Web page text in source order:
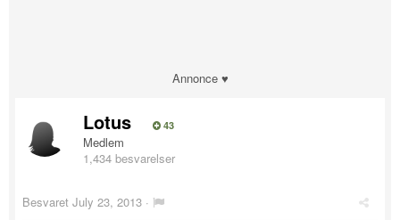
Annonce ♥
Lotus 43
Medlem
1,434 besvarelser
Besvaret July 23, 2013 ·